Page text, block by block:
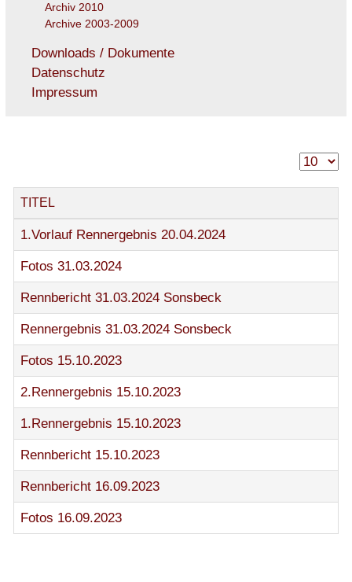
Archiv 2010
Archive 2003-2009
Downloads / Dokumente
Datenschutz
Impressum
TITEL
1.Vorlauf Rennergebnis 20.04.2024
Fotos 31.03.2024
Rennbericht 31.03.2024 Sonsbeck
Rennergebnis 31.03.2024 Sonsbeck
Fotos 15.10.2023
2.Rennergebnis 15.10.2023
1.Rennergebnis 15.10.2023
Rennbericht 15.10.2023
Rennbericht 16.09.2023
Fotos 16.09.2023